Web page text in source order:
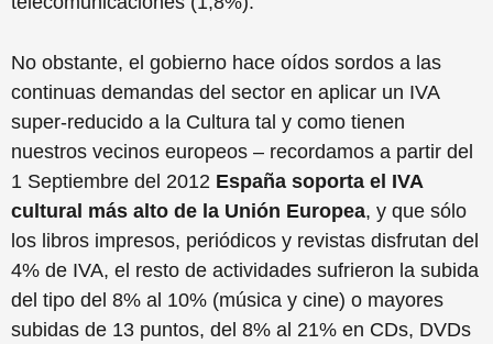
No obstante, el gobierno hace oídos sordos a las
continuas demandas del sector en aplicar un IVA
super-reducido a la Cultura tal y como tienen
nuestros vecinos europeos – recordamos a partir del
1 Septiembre del 2012 España soporta el IVA
cultural más alto de la Unión Europea, y que sólo
los libros impresos, periódicos y revistas disfrutan del
4% de IVA, el resto de actividades sufrieron la subida
del tipo del 8% al 10% (música y cine) o mayores
subidas de 13 puntos, del 8% al 21% en CDs, DVDs